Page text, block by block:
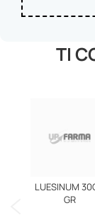
TI
LUESINUM
GR